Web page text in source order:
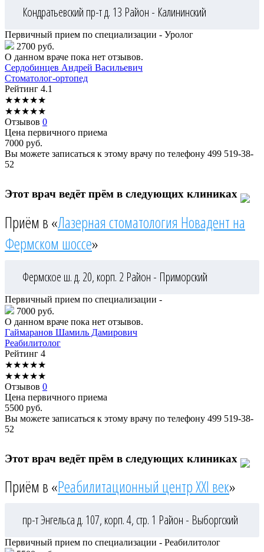
Кондратьевский пр-т д. 13 Район - Калининский
Первичный прием по специализации - Уролог
2700 руб.
О данном враче пока нет отзывов.
Сердобинцев Андрей Васильевич
Стоматолог-ортопед
Рейтинг 4.1
★★★★★
★★★★★
Отзывов 0
Цена первичного приема
7000 руб.
Вы можете записаться к этому врачу по телефону 499 519-38-
52
Этот врач ведёт прём в следующих клиниках
Приём в «Лазерная стоматология Новадент на
Фермском шоссе»
Фермское ш. д. 20, корп. 2 Район - Приморский
Первичный прием по специализации -
7000 руб.
О данном враче пока нет отзывов.
Гаймаранов Шамиль Дамирович
Реабилитолог
Рейтинг 4
★★★★★
★★★★★
Отзывов 0
Цена первичного приема
5500 руб.
Вы можете записаться к этому врачу по телефону 499 519-38-
52
Этот врач ведёт прём в следующих клиниках
Приём в «Реабилитационный центр XXI век»
пр-т Энгельса д. 107, корп. 4, стр. 1 Район - Выборгский
Первичный прием по специализации - Реабилитолог